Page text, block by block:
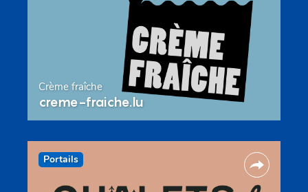
Crème fraîche
creme-fraiche.lu
Portails